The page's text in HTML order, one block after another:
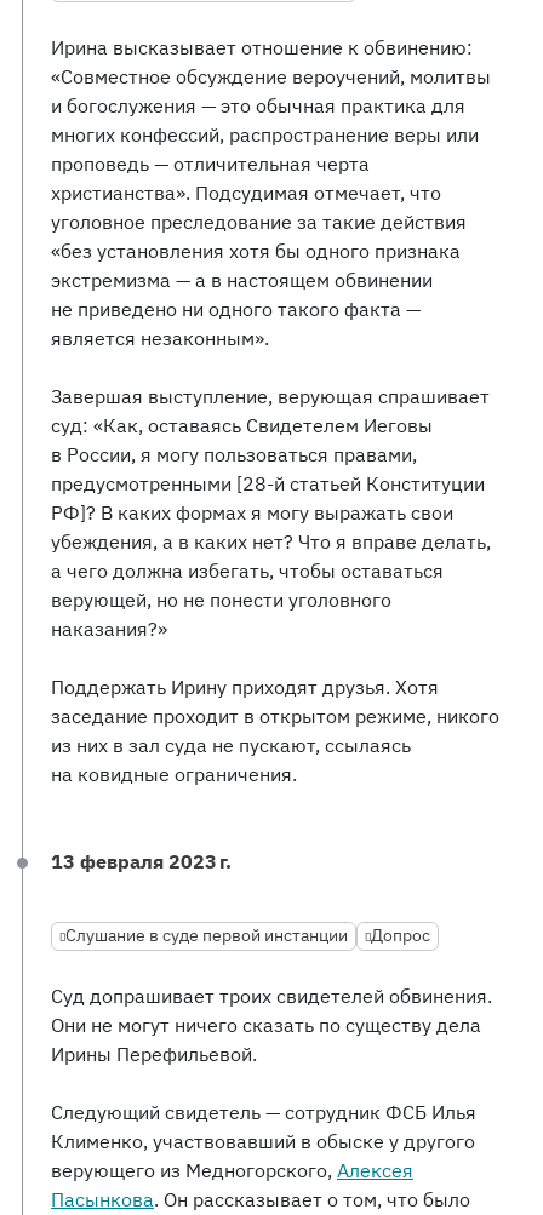
Ирина высказывает отношение к обвинению:
«Совместное обсуждение вероучений, молитвы
и богослужения — это обычная практика для
многих конфессий, распространение веры или
проповедь — отличительная черта
христианства». Подсудимая отмечает, что
уголовное преследование за такие действия
«без установления хотя бы одного признака
экстремизма — а в настоящем обвинении
не приведено ни одного такого факта —
является незаконным».
Завершая выступление, верующая спрашивает
суд: «Как, оставаясь Свидетелем Иеговы
в России, я могу пользоваться правами,
предусмотренными [28-й статьей Конституции
РФ]? В каких формах я могу выражать свои
убеждения, а в каких нет? Что я вправе делать,
а чего должна избегать, чтобы оставаться
верующей, но не понести уголовного
наказания?»
Поддержать Ирину приходят друзья. Хотя
заседание проходит в открытом режиме, никого
из них в зал суда не пускают, ссылаясь
на ковидные ограничения.
13 февраля 2023 г.
Слушание в суде первой инстанции Допрос
Суд допрашивает троих свидетелей обвинения.
Они не могут ничего сказать по существу дела
Ирины Перефильевой.
Следующий свидетель — сотрудник ФСБ Илья
Клименко, участвовавший в обыске у другого
верующего из Медногорского, Алексея
Пасынкова. Он рассказывает о том, что было